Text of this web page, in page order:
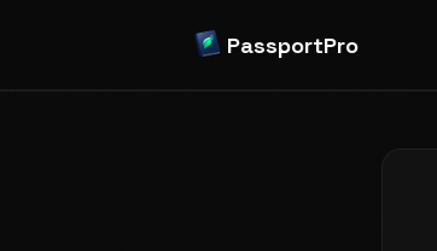
PassportPro